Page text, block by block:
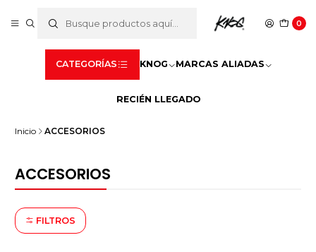
0
CATEGORÍAS KNOG MARCAS ALIADAS
RECIÉN LLEGADO
Inicio ACCESORIOS
ACCESORIOS
FILTROS